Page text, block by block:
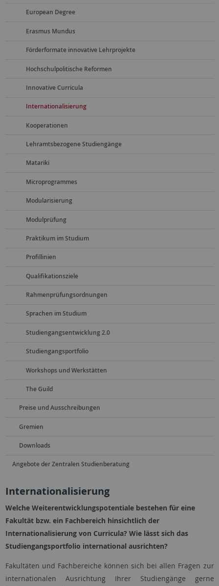
European Degree
Erasmus Mundus
Förderformate innovative Lehrprojekte
Hochschulpolitische Reformen
Innovative Curricula
Internationalisierung
Kooperationen
Lehramtsbezogene Studiengänge
Matariki
Microprogrammes
Modularisierung
Modulprüfung
Praktikum im Studium
Profillinien
Qualifikationsziele
Rahmenprüfungsordnungen
Sprachen im Studium
Studiengangsentwicklung 2.0
Studiengangsportfolio
Workshops und Werkstätten
The Guild
Preise und Ausschreibungen
Gremien
Downloads
Angebote der Zentralen Studienberatung
Internationalisierung
Welche Weiterentwicklungspotentiale bestehen für eine
Fakultät bzw. ein Fachbereich hinsichtlich der
Internationalisierung von Curricula? Wie lässt sich das
Studiengangsportfolio international ausrichten?
Fakultäten und Fachbereiche können sich bei allen Fragen zur
internationalen Ausrichtung Ihrer Studiengänge gerne